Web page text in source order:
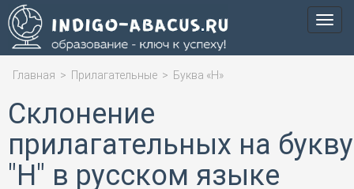
Меню
Главная > Прилагательные > Буква «Н»
Склонение
прилагательных на букву
"Н" в русском языке